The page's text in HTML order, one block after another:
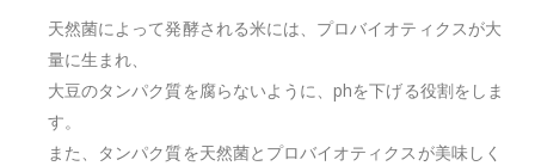
天然菌によって発酵される米には、プロバイオティクスが大
量に生まれ、
大豆のタンパク質を腐らないように、phを下げる役割をしま
す。
また、タンパク質を天然菌とプロバイオティクスが美味しく